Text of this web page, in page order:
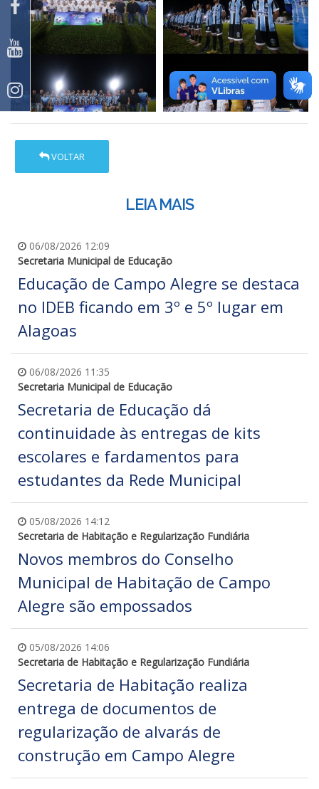
VOLTAR
LEIA MAIS
06/08/2026 12:09
Secretaria Municipal de Educação
Educação de Campo Alegre se destaca
no IDEB ficando em 3º e 5º lugar em
Alagoas
06/08/2026 11:35
Secretaria Municipal de Educação
Secretaria de Educação dá
continuidade às entregas de kits
escolares e fardamentos para
estudantes da Rede Municipal
05/08/2026 14:12
Secretaria de Habitação e Regularização Fundiária
Novos membros do Conselho
Municipal de Habitação de Campo
Alegre são empossados
05/08/2026 14:06
Secretaria de Habitação e Regularização Fundiária
Secretaria de Habitação realiza
entrega de documentos de
regularização de alvarás de
construção em Campo Alegre